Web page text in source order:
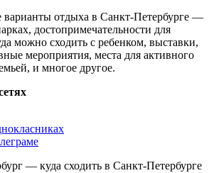
отдыха в Санкт-Петербурге —
достопримечательности для
можно сходить с ребенком, выставки,
мероприятия, места для активного
и многое другое.
— куда сходить в Санкт-Петербурге